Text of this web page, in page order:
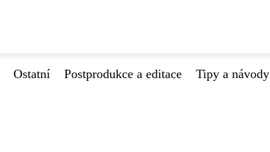
Ostatní Postprodukce a editace Tipy a návody